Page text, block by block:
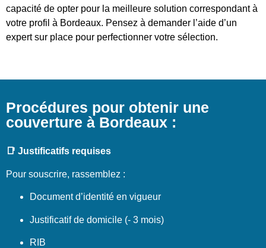
capacité de opter pour la meilleure solution correspondant à
votre profil à Bordeaux. Pensez à demander l’aide d’un
expert sur place pour perfectionner votre sélection.
Procédures pour obtenir une
couverture à Bordeaux :
📑 Justificatifs requises
Pour souscrire, rassemblez :
Document d’identité en vigueur
Justificatif de domicile (- 3 mois)
RIB